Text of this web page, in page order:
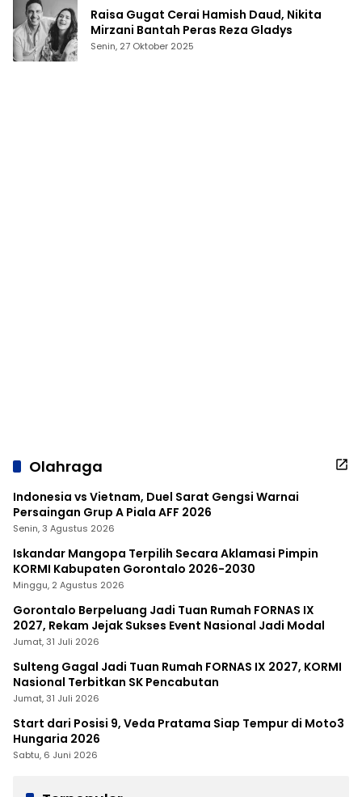
Raisa Gugat Cerai Hamish Daud, Nikita
Mirzani Bantah Peras Reza Gladys
Senin, 27 Oktober 2025
Olahraga
Indonesia vs Vietnam, Duel Sarat Gengsi Warnai
Persaingan Grup A Piala AFF 2026
Senin, 3 Agustus 2026
Iskandar Mangopa Terpilih Secara Aklamasi Pimpin
KORMI Kabupaten Gorontalo 2026-2030
Minggu, 2 Agustus 2026
Gorontalo Berpeluang Jadi Tuan Rumah FORNAS IX
2027, Rekam Jejak Sukses Event Nasional Jadi Modal
Jumat, 31 Juli 2026
Sulteng Gagal Jadi Tuan Rumah FORNAS IX 2027, KORMI
Nasional Terbitkan SK Pencabutan
Jumat, 31 Juli 2026
Start dari Posisi 9, Veda Pratama Siap Tempur di Moto3
Hungaria 2026
Sabtu, 6 Juni 2026